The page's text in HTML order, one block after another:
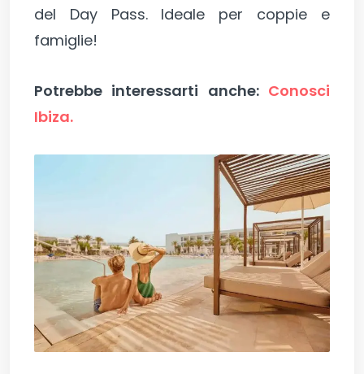
del Day Pass. Ideale per coppie e
famiglie!
Potrebbe interessarti anche: Conosci
Ibiza.